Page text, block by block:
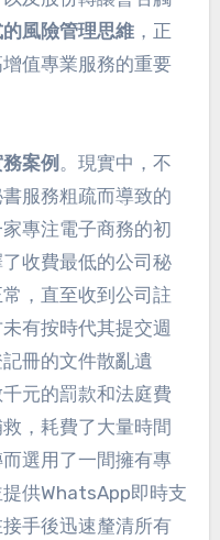
風險管理思維，正
值專業服務的重要
案例。現實中，不
服務粗疏而導致的
專注電子商務的初
收費最低的公司秘
，直至收到公司註
有按時代其提交週
冊的文件散亂遺
元的罰款和法庭費
，耗費了大量時間
選用了一間擁有專
供WhatsApp即時支
手後迅速釐清所有